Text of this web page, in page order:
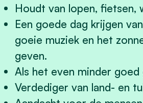
Houdt van lopen, fietsen,
Een goede dag krijgen
goeie muziek en het
geven.
Als het even minder
Verdediger van land- en